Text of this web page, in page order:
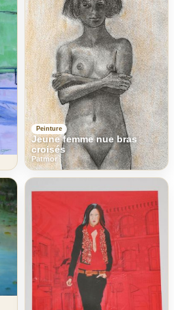
Peinture
Jeune femme nue bras
croisés
Patmor